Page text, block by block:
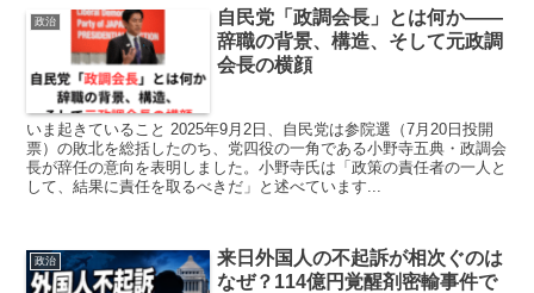
政治
自民党「政調会長」とは何か——
辞職の背景、構造、そして元政調
会長の横顔
いま起きていること 2025年9月2日、自民党は参院選（7月20日投開
票）の敗北を総括したのち、党四役の一角である小野寺五典・政調会
長が辞任の意向を表明しました。小野寺氏は「政策の責任者の一人と
して、結果に責任を取るべきだ」と述べています...
政治
来日外国人の不起訴が相次ぐのは
なぜ？114億円覚醒剤密輸事件で